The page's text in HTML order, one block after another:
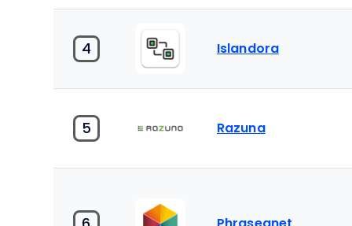
4 Islandora
5 Razuna
Phraseanet